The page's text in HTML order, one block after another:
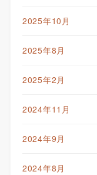
2025年10月
2025年8月
2025年2月
2024年11月
2024年9月
2024年8月